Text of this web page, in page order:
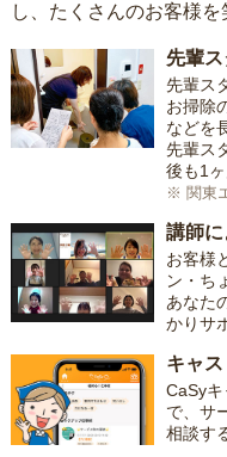
し、たくさんのお客様を
先輩
先輩ス
お掃除
などを
先輩ス
後も1
※ 関東
講師
お客様
ン・ち
あなた
かりサ
キャ
CaSyキ
で、サ
相談す